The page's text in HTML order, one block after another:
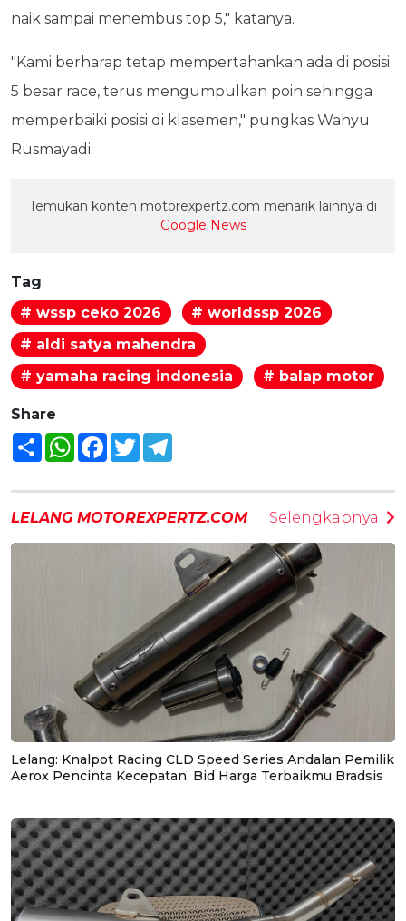
naik sampai menembus top 5," katanya.
"Kami berharap tetap mempertahankan ada di posisi
5 besar race, terus mengumpulkan poin sehingga
memperbaiki posisi di klasemen," pungkas Wahyu
Rusmayadi.
Temukan konten motorexpertz.com menarik lainnya di
Google News
Tag
# wssp ceko 2026
# worldssp 2026
# aldi satya mahendra
# yamaha racing indonesia
# balap motor
Share
Share WhatsAppFacebook
Twitter
LELANG MOTOREXPERTZ.COM Selengkapnya
Lelang: Knalpot Racing CLD Speed Series Andalan Pemilik
Aerox Pencinta Kecepatan, Bid Harga Terbaikmu Bradsis